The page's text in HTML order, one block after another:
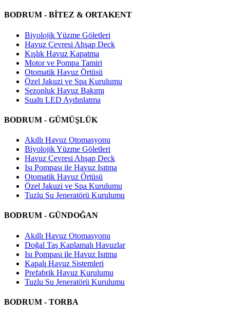
BODRUM - BİTEZ & ORTAKENT
Biyolojik Yüzme Göletleri
Havuz Çevresi Ahşap Deck
Kışlık Havuz Kapatma
Motor ve Pompa Tamiri
Otomatik Havuz Örtüsü
Özel Jakuzi ve Spa Kurulumu
Sezonluk Havuz Bakımı
Sualtı LED Aydınlatma
BODRUM - GÜMÜŞLÜK
Akıllı Havuz Otomasyonu
Biyolojik Yüzme Göletleri
Havuz Çevresi Ahşap Deck
Isı Pompası ile Havuz Isıtma
Otomatik Havuz Örtüsü
Özel Jakuzi ve Spa Kurulumu
Tuzlu Su Jeneratörü Kurulumu
BODRUM - GÜNDOĞAN
Akıllı Havuz Otomasyonu
Doğal Taş Kaplamalı Havuzlar
Isı Pompası ile Havuz Isıtma
Kapalı Havuz Sistemleri
Prefabrik Havuz Kurulumu
Tuzlu Su Jeneratörü Kurulumu
BODRUM - TORBA